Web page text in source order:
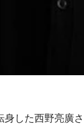
した西野亮廣